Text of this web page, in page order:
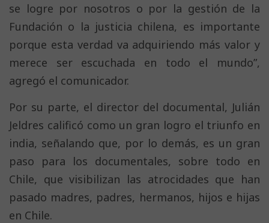
se logre por nosotros o por la gestión de la
Fundación o la justicia chilena, es importante
porque esta verdad va adquiriendo más valor y
merece ser escuchada en todo el mundo”,
agregó el comunicador.
Por su parte, el director del documental, Julián
Jeldres calificó como un gran logro el triunfo en
india, señalando que, por lo demás, es un gran
paso para los documentales, sobre todo en
Chile, que visibilizan las atrocidades que han
pasado madres, padres, hermanos, hijos e hijas
en Chile.